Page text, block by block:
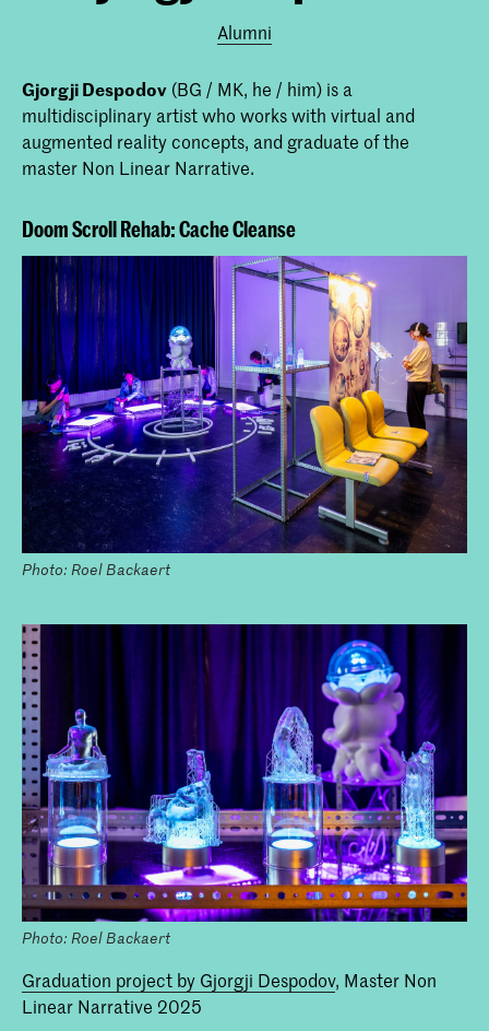
Alumni
Gjorgji Despodov (BG / MK, he / him) is a
multidisciplinary artist who works with virtual and
augmented reality concepts, and graduate of the
master Non Linear Narrative.
Doom Scroll Rehab: Cache Cleanse
Photo: Roel Backaert
Photo: Roel Backaert
Graduation project by Gjorgji Despodov, Master Non
Linear Narrative 2025